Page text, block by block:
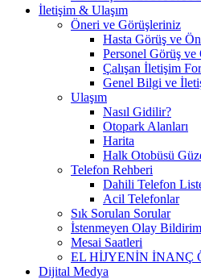
İletişim & Ulaşım
Öneri ve Görüşleriniz
Hasta Görüş ve
Personel Görüş ve
Çalışan İletişim
Genel Bilgi ve
Ulaşım
Nasıl Gidilir?
Otopark Alanları
Harita
Halk Otobüsü
Telefon Rehberi
Dahili Telefon
Acil Telefonlar
Sık Sorulan Sorular
İstenmeyen Olay
Mesai Saatleri
EL HİJYENİN İNANÇ
Dijital Medya